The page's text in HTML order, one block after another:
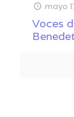
mayo
Voces